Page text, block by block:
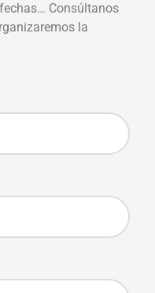
Consúltanos
la